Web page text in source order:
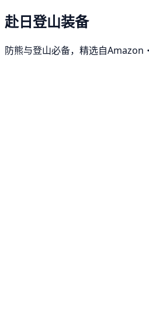
赴日登山装备
防熊与登山必备，精选自Amazon